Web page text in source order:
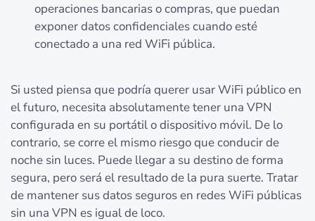
operaciones bancarias o compras, que puedan
exponer datos confidenciales cuando esté
conectado a una red WiFi pública.
Si usted piensa que podría querer usar WiFi público en
el futuro, necesita absolutamente tener una VPN
configurada en su portátil o dispositivo móvil. De lo
contrario, se corre el mismo riesgo que conducir de
noche sin luces. Puede llegar a su destino de forma
segura, pero será el resultado de la pura suerte. Tratar
de mantener sus datos seguros en redes WiFi públicas
sin una VPN es igual de loco.